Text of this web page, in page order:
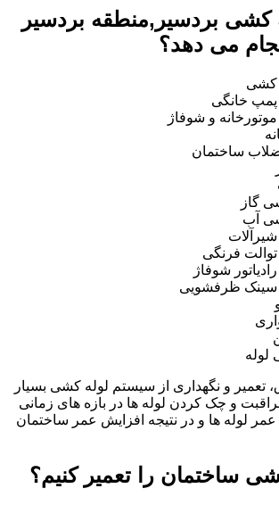
کشی بردسیر,منطقه بردسیر
می دهد؟
کشی
خانگی
و شوفاژ
ساختمان
گاز
آب
فرنگی
شوفاژ
سینک ظرفشویی
لوله
تعمیر و نگهداری از سیستم لوله کشی بسیار
و چک کردن لوله ها در بازه های زمانی
لوله ها و در نتیجه افزایش عمر ساختمان
ساختمان را تعمیر کنیم؟